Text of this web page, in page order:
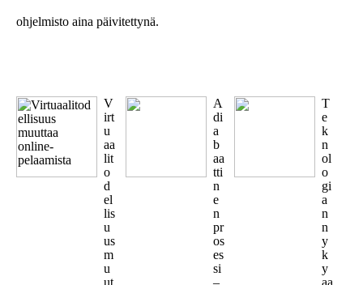
ohjelmisto aina päivitettynä.
V
irt
u
aa
lit
o
d
el
lis
u
us
m
u
ut
A
di
a
b
aa
tti
n
e
n
pr
os
es
si
–
T
e
k
n
ol
o
gi
a
n
n
y
k
y
aa